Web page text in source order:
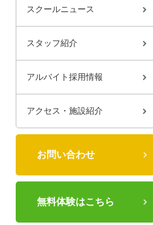
スクールニュース
スタッフ紹介
アルバイト採用情報
アクセス・施設紹介
お問い合わせ
無料体験はこちら